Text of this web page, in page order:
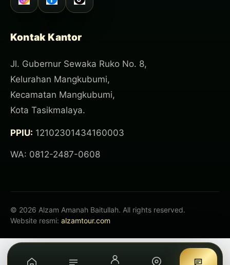
Kontak Kantor
Jl. Gubernur Sewaka Ruko No. 8,
Kelurahan Mangkubumi,
Kecamatan Mangkubumi,
Kota Tasikmalaya.
PPIU: 12102301434160003
WA: 0812-2487-0608
© 2026 Alzam Amanah Baitullah. All rights reserved.
Website resmi: alzamtour.com